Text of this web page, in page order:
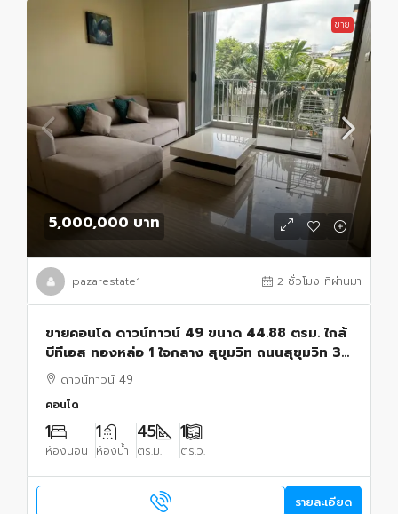
ขาย
5,000,000 บาท
pazarestate1 2 ชั่วโมง ที่ผ่านมา
ขายคอนโด ดาวน์ทาวน์ 49 ขนาด 44.88 ตรม. ใกล้
บีทีเอส ทองหล่อ 1 ใจกลาง สุขุมวิท ถนนสุขุมวิท 39
แขวงคลองตันเหนือ เขตวัฒนา กรุงเทพมหานคร
ดาวน์ทาวน์ 49
คอนโด
1
ห้องนอน
1
ห้องน้ำ
45
ตร.ม.
1
ตร.ว.
รายละเอียด